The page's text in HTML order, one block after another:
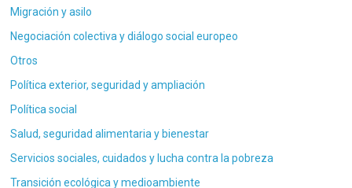
Migración y asilo
Negociación colectiva y diálogo social europeo
Otros
Política exterior, seguridad y ampliación
Política social
Salud, seguridad alimentaria y bienestar
Servicios sociales, cuidados y lucha contra la pobreza
Transición ecológica y medioambiente